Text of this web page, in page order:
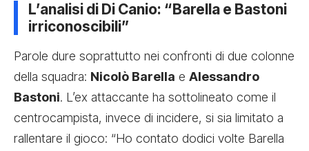
L’analisi di Di Canio: “Barella e Bastoni
irriconoscibili”
Parole dure soprattutto nei confronti di due colonne
della squadra: Nicolò Barella e Alessandro
Bastoni. L’ex attaccante ha sottolineato come il
centrocampista, invece di incidere, si sia limitato a
rallentare il gioco: “Ho contato dodici volte Barella